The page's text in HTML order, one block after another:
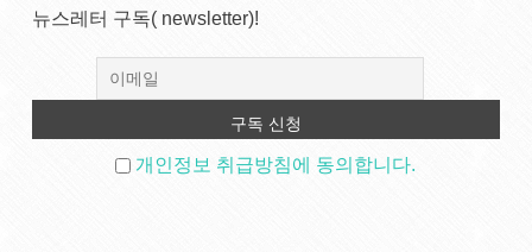
뉴스레터 구독( newsletter)!
개인정보 취급방침에 동의합니다.